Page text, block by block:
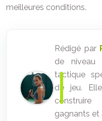
meilleures conditions.
Rédigé par
de niveau
tactique
de jeu.
gagnants et